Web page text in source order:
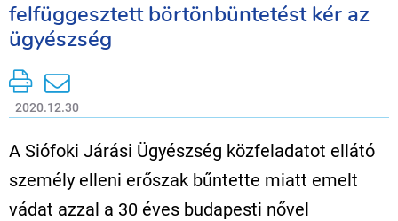
felfüggesztett börtönbüntetést kér az
ügyészség
2020.12.30
A Siófoki Járási Ügyészség közfeladatot ellátó
személy elleni erőszak bűntette miatt emelt
vádat azzal a 30 éves budapesti nővel